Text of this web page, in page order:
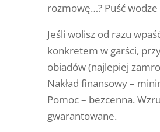
rozmowę…? Puść
Jeśli wolisz od razu
konkretem w garści,
obiadów (najlepiej
Nakład finansowy –
Pomoc – bezcenna.
gwarantowane.